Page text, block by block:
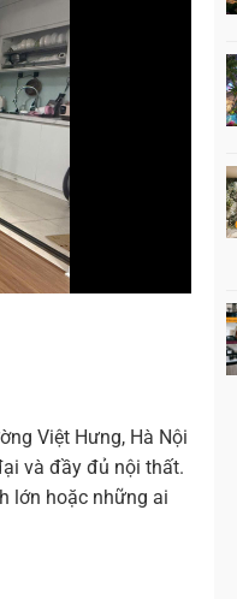
Việt Hưng, Hà Nội
và đầy đủ nội thất.
lớn hoặc những ai